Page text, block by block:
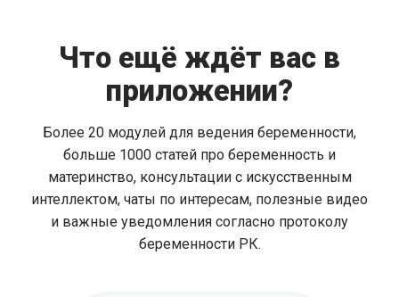
Что ещё ждёт вас в
приложении?
Более 20 модулей для ведения беременности,
больше 1000 статей про беременность и
материнство, консультации с искусственным
интеллектом, чаты по интересам, полезные видео
и важные уведомления согласно протоколу
беременности РК.